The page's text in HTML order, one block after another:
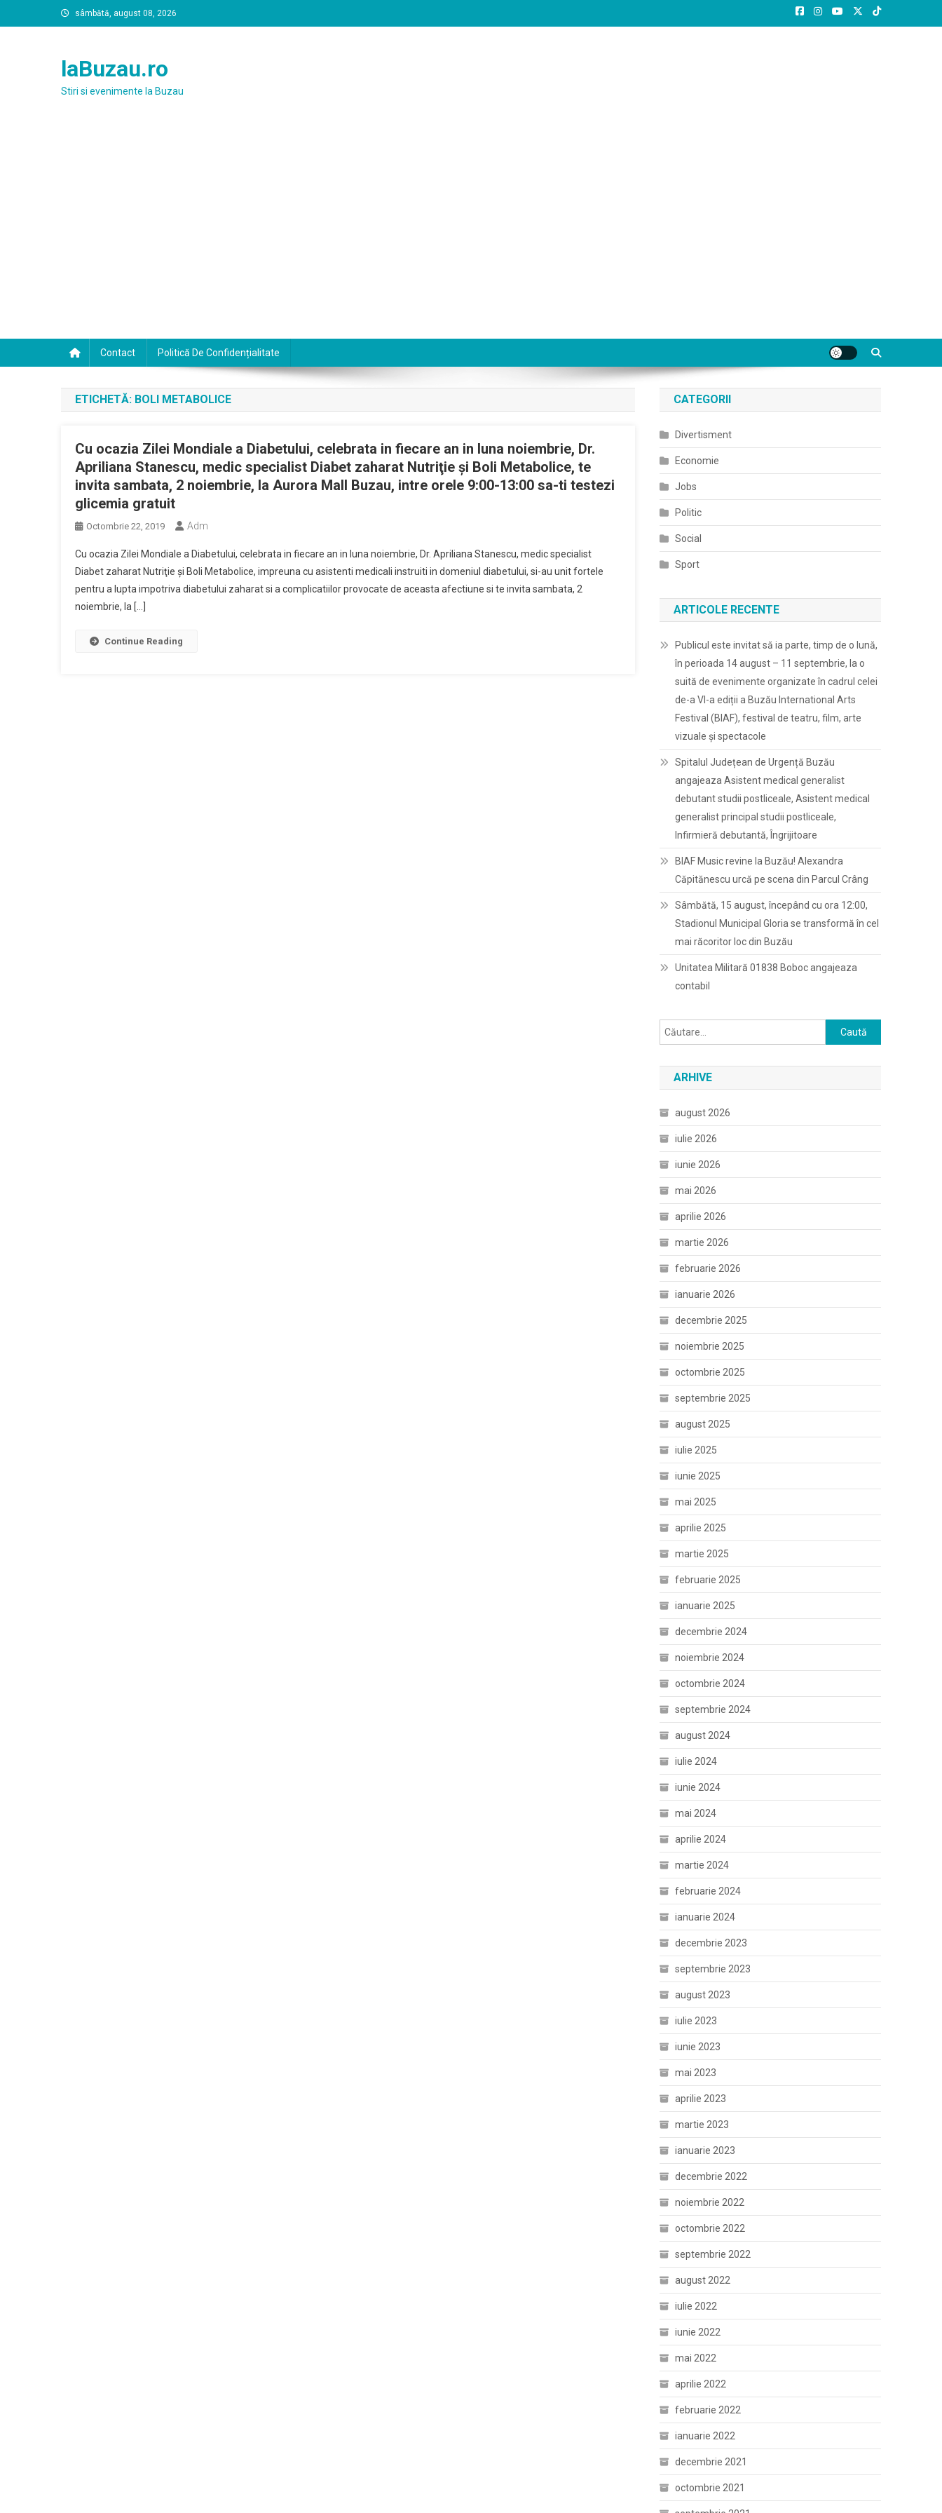
to
sâmbătă, august 08, 2026
laBuzau.ro
Stiri si evenimente la Buzau
Contact Politică De Confidențialitate
ETICHETĂ: BOLI METABOLICE
Cu ocazia Zilei Mondiale a Diabetului, celebrata in fiecare an in luna noiembrie, Dr.
Apriliana Stanescu, medic specialist Diabet zaharat Nutriţie şi Boli Metabolice, te
invita sambata, 2 noiembrie, la Aurora Mall Buzau, intre orele 9:00-13:00 sa-ti testezi
glicemia gratuit
Octombrie 22, 2019 Adm
Cu ocazia Zilei Mondiale a Diabetului, celebrata in fiecare an in luna noiembrie, Dr. Apriliana Stanescu, medic specialist
Diabet zaharat Nutriţie şi Boli Metabolice, impreuna cu asistenti medicali instruiti in domeniul diabetului, si-au unit fortele
pentru a lupta impotriva diabetului zaharat si a complicatiilor provocate de aceasta afectiune si te invita sambata, 2
noiembrie, la […]
Continue Reading
CATEGORII
Divertisment
Economie
Jobs
Politic
Social
Sport
ARTICOLE RECENTE
Publicul este invitat să ia parte, timp de o lună,
în perioada 14 august – 11 septembrie, la o
suită de evenimente organizate în cadrul celei
de-a VI-a ediții a Buzău International Arts
Festival (BIAF), festival de teatru, film, arte
vizuale și spectacole
Spitalul Județean de Urgență Buzău
angajeaza Asistent medical generalist
debutant studii postliceale, Asistent medical
generalist principal studii postliceale,
Infirmieră debutantă, Îngrijitoare
BIAF Music revine la Buzău! Alexandra
Căpitănescu urcă pe scena din Parcul Crâng
Sâmbătă, 15 august, începând cu ora 12:00,
Stadionul Municipal Gloria se transformă în cel
mai răcoritor loc din Buzău
Unitatea Militară 01838 Boboc angajeaza
contabil
Caută
după:
ARHIVE
august 2026
iulie 2026
iunie 2026
mai 2026
aprilie 2026
martie 2026
februarie 2026
ianuarie 2026
decembrie 2025
noiembrie 2025
octombrie 2025
septembrie 2025
august 2025
iulie 2025
iunie 2025
mai 2025
aprilie 2025
martie 2025
februarie 2025
ianuarie 2025
decembrie 2024
noiembrie 2024
octombrie 2024
septembrie 2024
august 2024
iulie 2024
iunie 2024
mai 2024
aprilie 2024
martie 2024
februarie 2024
ianuarie 2024
decembrie 2023
septembrie 2023
august 2023
iulie 2023
iunie 2023
mai 2023
aprilie 2023
martie 2023
ianuarie 2023
decembrie 2022
noiembrie 2022
octombrie 2022
septembrie 2022
august 2022
iulie 2022
iunie 2022
mai 2022
aprilie 2022
februarie 2022
ianuarie 2022
decembrie 2021
octombrie 2021